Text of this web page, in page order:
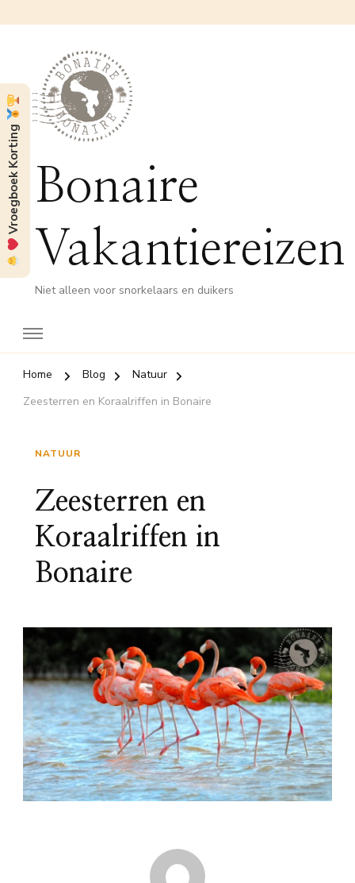
Bonaire
Vakantiereizen
Niet alleen voor snorkelaars en duikers
Home Blog
Natuur
Zeesterren en Koraalriffen in Bonaire
NATUUR
Zeesterren en
Koraalriffen in
Bonaire
Vroegboek Korting